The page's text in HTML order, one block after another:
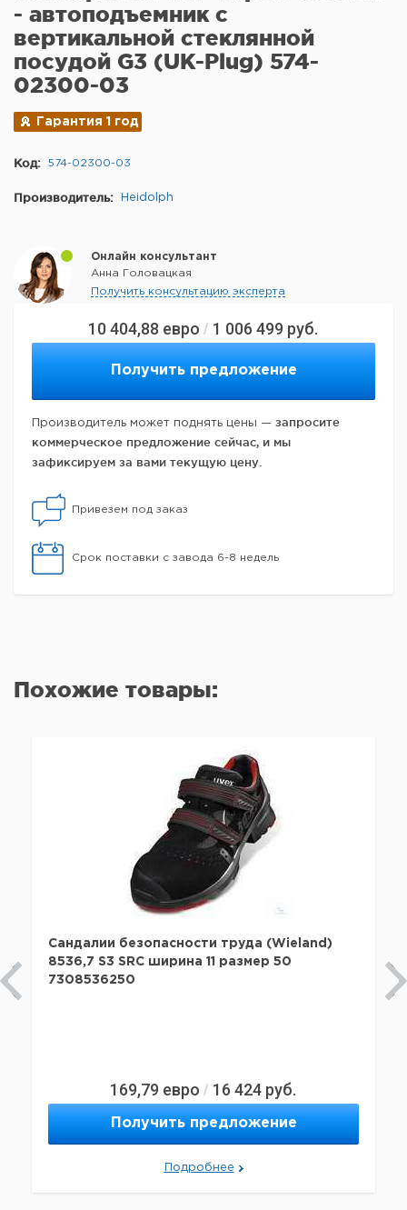
10 404,88 евро / 1 006 499 руб.
Получить предложение
Производитель может поднять цены — запросите
коммерческое предложение сейчас, и мы
зафиксируем за вами текущую цену.
Привезем под заказ
Срок поставки с завода 6-8 недель
- автоподъемник с
вертикальной стеклянной
посудой G3 (UK-Plug) 574-
02300-03
Гарантия 1 год
Код: 574-02300-03
Производитель: Heidolph
Онлайн консультант
Анна Головацкая
Получить консультацию эксперта
Похожие товары:
Сандалии безопасности труда (Wieland)
8536,7 S3 SRC ширина 11 размер 50
7308536250
169,79 евро / 16 424 руб.
Получить предложение
Подробнее